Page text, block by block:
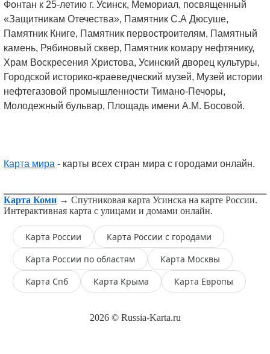
Фонтан к 25-летию г. Усинск, Мемориал, посвященный
«Защитникам Отечества», Памятник С.А Дюсуше,
Памятник Книге, Памятник первостроителям, Памятный
камень, Рябиновый сквер, Памятник комару нефтянику,
Храм Воскресения Христова, Усинский дворец культуры,
Городской историко-краеведческий музей, Музей истории
нефтегазовой промышленности Тимано-Печоры,
Молодежный бульвар, Площадь имени А.М. Босовой.
Карта мира - карты всех стран мира с городами онлайн.
Карта Коми → Спутниковая карта Усинска на карте России.
Интерактивная карта с улицами и домами онлайн.
Карта России
Карта России с городами
Карта России по областям
Карта Москвы
Карта Спб
Карта Крыма Карта Европы
2026 © Russia-Karta.ru